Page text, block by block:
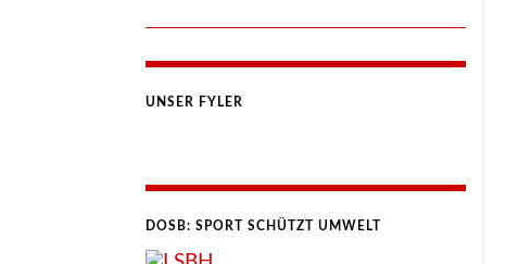
UNSER FYLER
DOSB: SPORT SCHÜTZT UMWELT